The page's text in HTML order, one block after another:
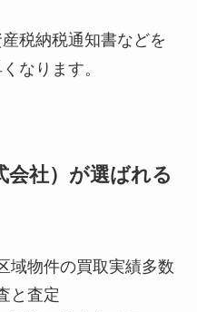
税納税通知書などを
なります。
社）が選ばれる
域物件の買取実績多数
と査定